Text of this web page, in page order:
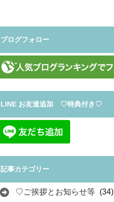
ブログフォロー
LINE お友達追加 ♡特典付き♡
記事カテゴリー
♡ご挨拶とお知らせ等 (34)